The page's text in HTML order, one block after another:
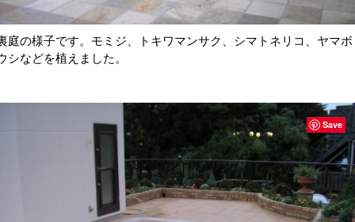
庭の様子です。モミジ、トキワマンサク、シマトネリコ、ヤマボ
シなどを植えました。
Save